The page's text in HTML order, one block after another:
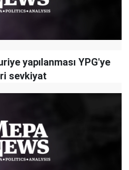
yapılanması YPG'ye
sevkiyat